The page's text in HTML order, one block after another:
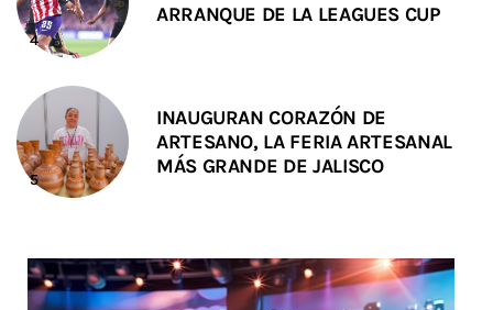
ARRANQUE DE LA LEAGUES CUP
INAUGURAN CORAZÓN DE
ARTESANO, LA FERIA ARTESANAL
MÁS GRANDE DE JALISCO